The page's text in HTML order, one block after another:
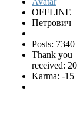
OFFLINE
Петрович
Posts: 7340
Thank you
received: 20
Karma: -15